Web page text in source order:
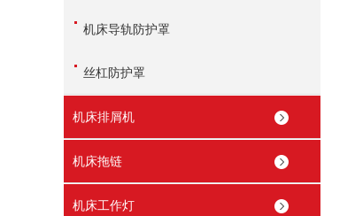
机床导轨防护罩
丝杠防护罩
机床排屑机
机床拖链
机床工作灯